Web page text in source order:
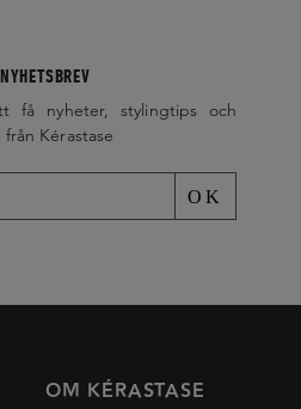
NYHETSBREV
få nyheter, stylingtips och
Kérastase
OK
OM KÉRASTASE